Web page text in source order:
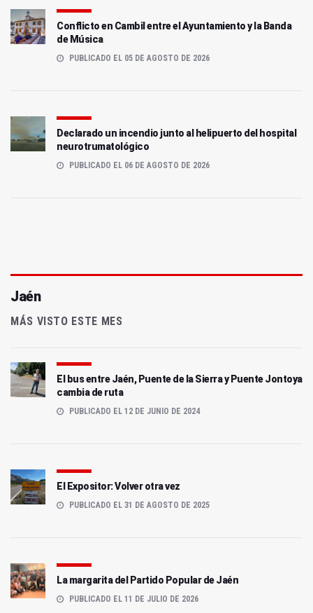
Conflicto en Cambil entre el Ayuntamiento y la Banda
de Música
PUBLICADO EL 05 DE AGOSTO DE 2026
Declarado un incendio junto al helipuerto del hospital
neurotrumatológico
PUBLICADO EL 06 DE AGOSTO DE 2026
Jaén
MÁS VISTO ESTE MES
El bus entre Jaén, Puente de la Sierra y Puente Jontoya
cambia de ruta
PUBLICADO EL 12 DE JUNIO DE 2024
El Expositor: Volver otra vez
PUBLICADO EL 31 DE AGOSTO DE 2025
La margarita del Partido Popular de Jaén
PUBLICADO EL 11 DE JULIO DE 2026